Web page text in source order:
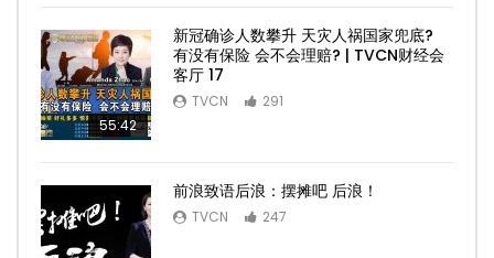
55:42
新冠确诊人数攀升 天灾人祸国家兜底?
有没有保险 会不会理赔? | TVCN财经会
客厅 17
TVCN 291
前浪致语后浪：摆摊吧 后浪！
TVCN 247